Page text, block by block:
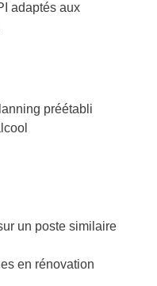
adaptés aux
préétabli
un poste similaire
en rénovation